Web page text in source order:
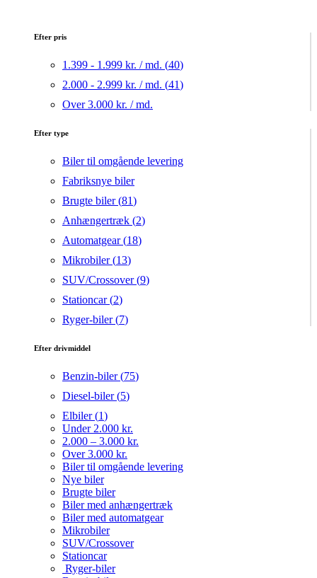
Efter pris
1.399 - 1.999 kr. / md. (40)
2.000 - 2.999 kr. / md. (41)
Over 3.000 kr. / md.
Efter type
Biler til omgående levering
Fabriksnye biler
Brugte biler (81)
Anhængertræk (2)
Automatgear (18)
Mikrobiler (13)
SUV/Crossover (9)
Stationcar (2)
Ryger-biler (7)
Efter drivmiddel
Benzin-biler (75)
Diesel-biler (5)
Elbiler (1)
Under 2.000 kr.
2.000 – 3.000 kr.
Over 3.000 kr.
Biler til omgående levering
Nye biler
Brugte biler
Biler med anhængertræk
Biler med automatgear
Mikrobiler
SUV/Crossover
Stationcar
Ryger-biler